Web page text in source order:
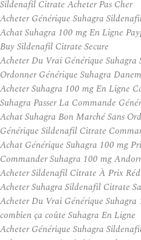
Sildenafil Citrate Acheter Pas Cher
Acheter Générique Suhagra
Achat Suhagra 100 mg En Ligne
Buy Sildenafil Citrate Secure
Acheter Du Vrai Générique
Ordonner Générique Suhagra
Acheter Suhagra 100 mg En Ligne
Suhagra Passer La Commande
Achat Suhagra Bon Marché Sans
Générique Sildenafil Citrate
Achat Générique Suhagra 100 mg
Commander Suhagra 100 mg
Acheter Sildenafil Citrate À Prix
Acheter Suhagra Sildenafil Citrate
Acheter Du Vrai Générique Suhagra
combien ça coûte Suhagra En Ligne
Acheter Générique Suhagra